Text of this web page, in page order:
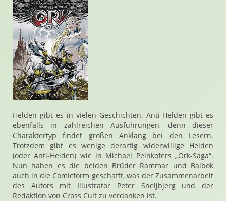
Helden gibt es in vielen Geschichten. Anti-Helden gibt es
ebenfalls in zahlreichen Ausführungen, denn dieser
Charaktertyp findet großen Anklang bei den Lesern.
Trotzdem gibt es wenige derartig widerwillige Helden
(oder Anti-Helden) wie in Michael Peinkofers „Ork-Saga“.
Nun haben es die beiden Brüder Rammar und Balbok
auch in die Comicform geschafft, was der Zusammenarbeit
des Autors mit Illustrator Peter Sneijbjerg und der
Redaktion von Cross Cult zu verdanken ist.